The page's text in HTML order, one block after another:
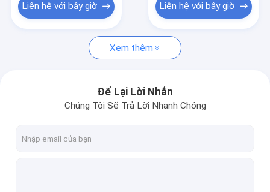
Tấm thép không gỉ
Thanh thép không gỉ
Liên hệ với bây giờ Liên hệ với bây giờ
Xem thêm
Để Lại Lời Nhắn
Chúng Tôi Sẽ Trả Lời Nhanh Chóng